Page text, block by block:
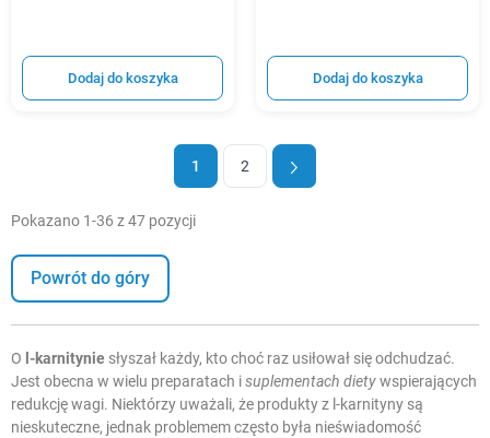
Dodaj do koszyka Dodaj do koszyka
1 2
Pokazano 1-36 z 47 pozycji
Powrót do góry
O l-karnitynie słyszał każdy, kto choć raz usiłował sięodchudzać.
Jest obecna w wielu preparatach isuplementach dietywspierających
redukcję wagi. Niektórzy uważali, że produkty z l-karnityny są
nieskuteczne, jednak problemem często była nieświadomość